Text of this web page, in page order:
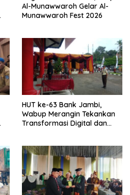
Al-Munawwaroh Gelar Al-
Munawwaroh Fest 2026
HUT ke-63 Bank Jambi,
Wabup Merangin Tekankan
Transformasi Digital dan